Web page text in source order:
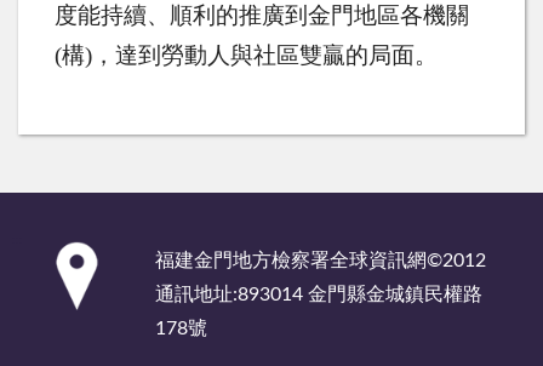
度能持續、順利的推廣到金門地區各機關
(構) ，達到勞動人與社區雙贏的局面。
福建金門地方檢察署全球資訊網©2012
通訊地址:893014 金門縣金城鎮民權路
178號